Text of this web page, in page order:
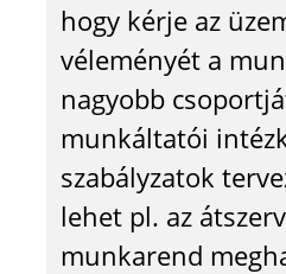
hogy kérje az
véleményét a
nagyobb
munkáltatói
szabályzatok
lehet pl. az
munkarend